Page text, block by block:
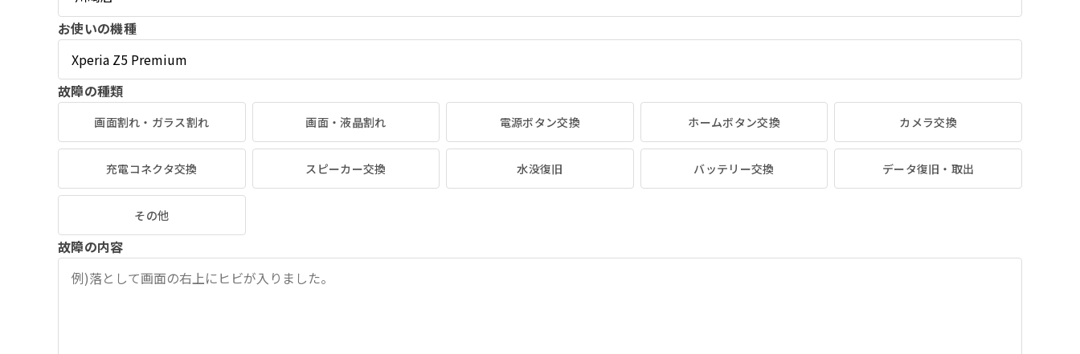
お使いの機種
故障の種類
画面割れ・ガラス割れ 画面・液晶割れ 電源ボタン交換 ホームボタン交換 カメラ交換
充電コネクタ交換 スピーカー交換 水没復旧 バッテリー交換 データ復旧・取出
その他
故障の内容